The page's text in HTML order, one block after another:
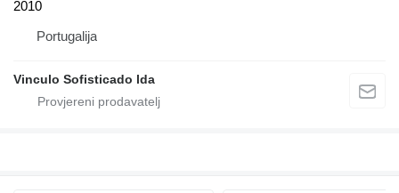
2010
Portugalija
Vinculo Sofisticado lda